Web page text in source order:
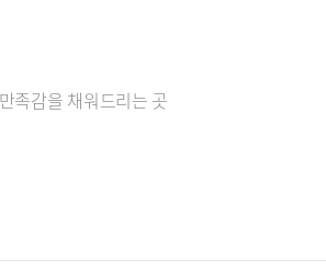
족감을 채워드리는 곳